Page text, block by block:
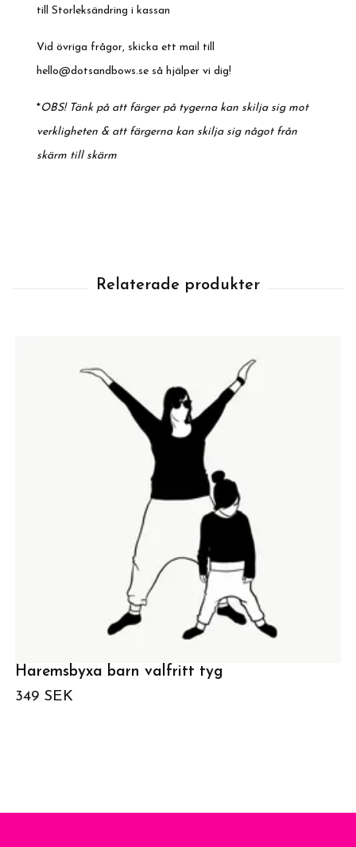
till Storleksändring i kassan
Vid övriga frågor, skicka ett mail till
hello@dotsandbows.se så hjälper vi dig!
*OBS! Tänk på att färger på tygerna kan skilja sig mot
verkligheten & att färgerna kan skilja sig något från
skärm till skärm
Haremsbyxa barn valfritt tyg
349 SEK